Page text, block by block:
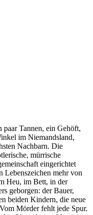
Tannen, ein Gehöft,
im Niemandsland,
Nachbarn. Die
mürrische
eingerichtet
Lebenszeichen mehr von
Heu, im Bett, in der
geborgen: der Bauer,
beiden Kindern, die neue
Mörder fehlt jede Spur.